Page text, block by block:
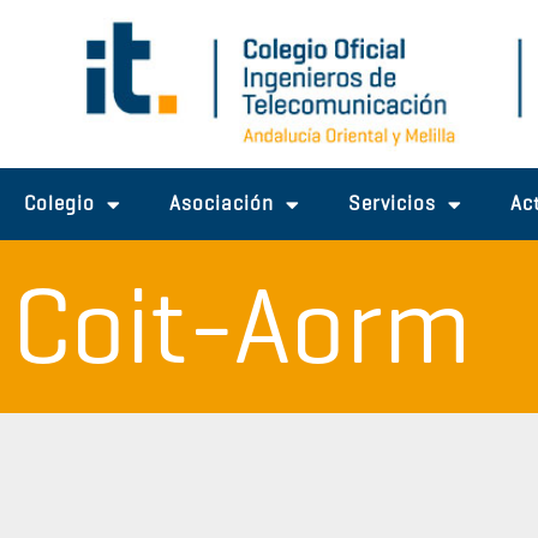
Colegio Asociación Servicios
Coit-Aorm